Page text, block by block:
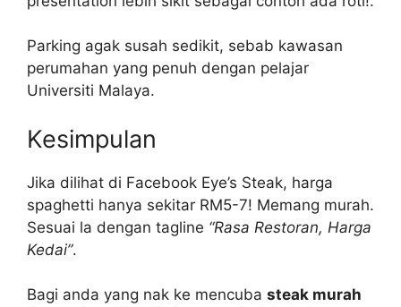
Parking agak susah sedikit, sebab kawasan
perumahan yang penuh dengan pelajar
Universiti Malaya.
Kesimpulan
Jika dilihat di Facebook Eye’s Steak, harga
spaghetti hanya sekitar RM5-7! Memang murah.
Sesuai la dengan tagline “Rasa Restoran, Harga
Kedai”.
Bagi anda yang nak ke mencuba steak murah